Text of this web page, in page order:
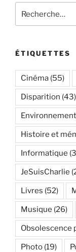
pour
ÉTIQUETTES
Cinéma (55)
Disparition (43)
Environnement
Histoire et
Informatique
JeSuisCharlie
Livres (52)
Musique (26)
Obsolescence
Photo (19)